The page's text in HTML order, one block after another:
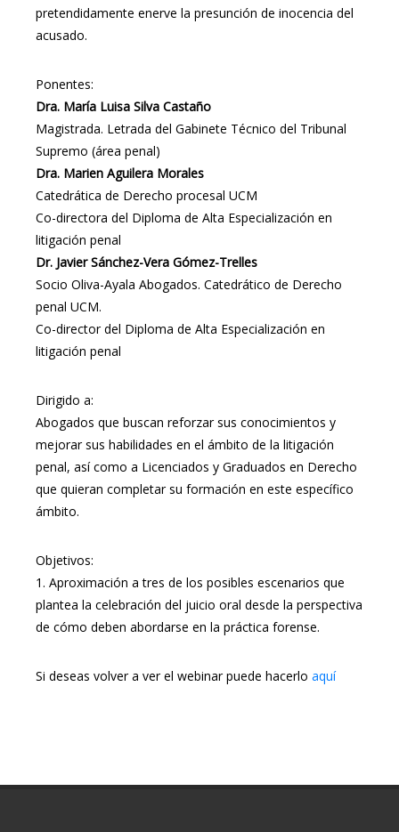
pretendidamente enerve la presunción de inocencia del
acusado.
Ponentes:
Dra. María Luisa Silva Castaño
Magistrada. Letrada del Gabinete Técnico del Tribunal
Supremo (área penal)
Dra. Marien Aguilera Morales
Catedrática de Derecho procesal UCM
Co-directora del Diploma de Alta Especialización en
litigación penal
Dr. Javier Sánchez-Vera Gómez-Trelles
Socio Oliva-Ayala Abogados. Catedrático de Derecho
penal UCM.
Co-director del Diploma de Alta Especialización en
litigación penal
Dirigido a:
Abogados que buscan reforzar sus conocimientos y
mejorar sus habilidades en el ámbito de la litigación
penal, así como a Licenciados y Graduados en Derecho
que quieran completar su formación en este específico
ámbito.
Objetivos:
1. Aproximación a tres de los posibles escenarios que
plantea la celebración del juicio oral desde la perspectiva
de cómo deben abordarse en la práctica forense.
Si deseas volver a ver el webinar puede hacerlo aquí